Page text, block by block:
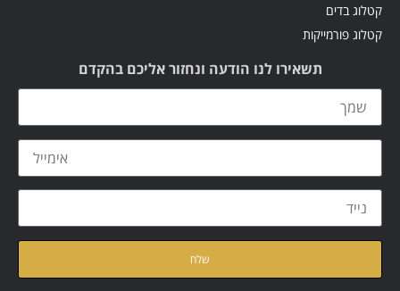
קטלוג בדים
קטלוג פורמייקות
תשאירו לנו הודעה ונחזור אליכם בהקדם